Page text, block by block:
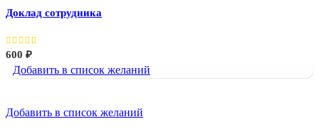
Доклад сотрудника
600 ₽
Добавить в список желаний
Добавить в список желаний